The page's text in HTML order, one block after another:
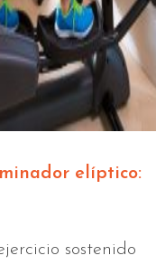
elíptico:
sostenido